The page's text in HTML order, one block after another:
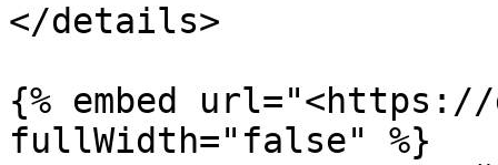
</details>
{% embed
fullWidth="false" %}